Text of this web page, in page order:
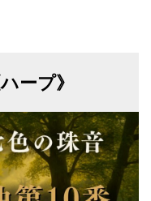
ープ》